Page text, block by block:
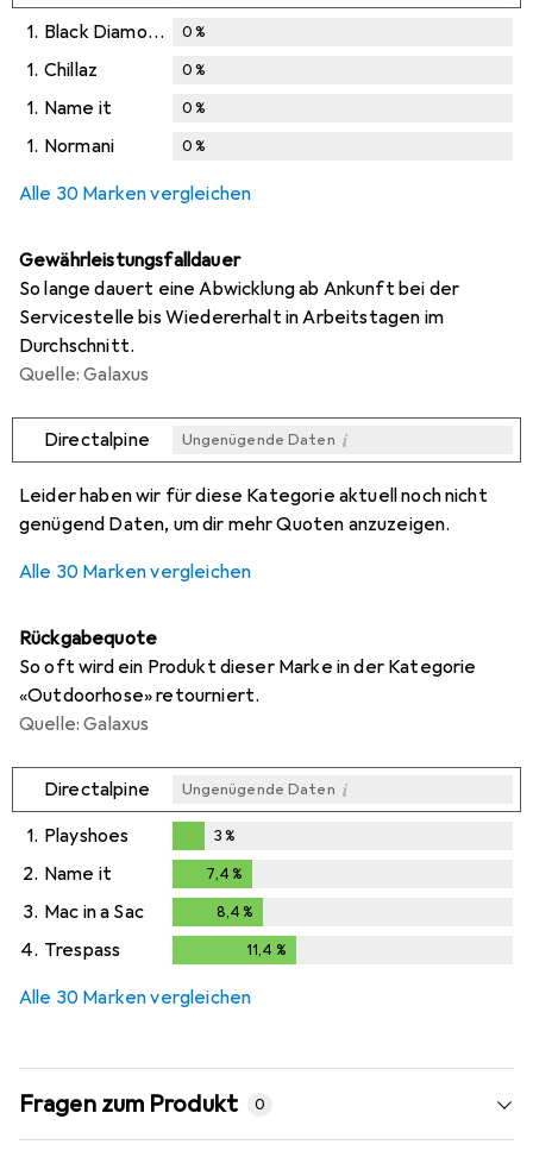
1. Black Diamond 0%
1. Chillaz 0%
1. Name it 0%
1. Normani 0%
Alle 30 Marken vergleichen
Gewährleistungsfalldauer
So lange dauert eine Abwicklung ab Ankunft bei der
Servicestelle bis Wiedererhalt in Arbeitstagen im
Durchschnitt.
Quelle: Galaxus
Directalpine Ungenügende Daten i
Leider haben wir für diese Kategorie aktuell noch nicht
genügend Daten, um dir mehr Quoten anzuzeigen.
Alle 30 Marken vergleichen
Rückgabequote
So oft wird ein Produkt dieser Marke in der Kategorie
«Outdoorhose» retourniert.
Quelle: Galaxus
Directalpine Ungenügende Daten i
1. Playshoes
3%
3%
2. Name it 7,4 %
3. Mac in a Sac 8,4 %
4. Trespass 11,4 %
Alle 30 Marken vergleichen
Fragen zum Produkt 0